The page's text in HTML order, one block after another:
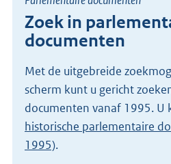
Zoek in
documenten
Met de uitgebreide
scherm kunt u gericht
documenten vanaf 1995. U
historische parlementaire
1995).